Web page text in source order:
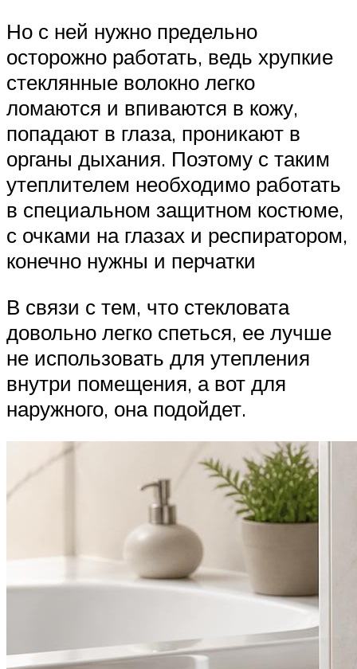
Но с ней нужно предельно
осторожно работать, ведь хрупкие
стеклянные волокно легко
ломаются и впиваются в кожу,
попадают в глаза, проникают в
органы дыхания. Поэтому с таким
утеплителем необходимо работать
в специальном защитном костюме,
с очками на глазах и респиратором,
конечно нужны и перчатки
В связи с тем, что стекловата
довольно легко спеться, ее лучше
не использовать для утепления
внутри помещения, а вот для
наружного, она подойдет.